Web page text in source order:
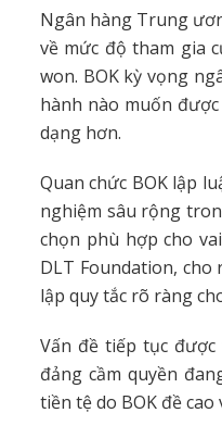
Ngân hàng Trung
về mức độ tham gia
won. BOK kỳ vọng
hành nào muốn
dạng hơn.
Quan chức BOK lập
nghiệm sâu rộng
chọn phù hợp cho
DLT Foundation,
lập quy tắc rõ ràng
Vấn đề tiếp tục
đảng cầm quyền
tiền tệ do BOK đề cao